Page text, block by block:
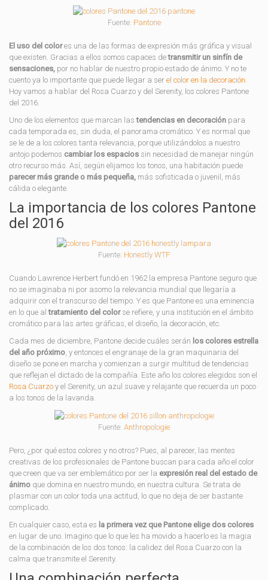
Fuente: Pantone
El uso del colores una de las formas de expresión más gráfica y visual
que existen. Gracias a ellos somos capaces detransmitir un sinfín de
sensaciones, por no hablar de nuestro propio estado de ánimo. Y no te
cuento ya lo importante que puede llegar a ser el color en la decoración.
Hoy vamos a hablar del Rosa Cuarzo y del Serenity, los colores Pantone
del 2016.
Uno de los elementos que marcan lastendencias en decoración para
cada temporada es, sin duda, el panorama cromático. Y es normal que
se le de a los colores tanta relevancia, porque utilizándolos a nuestro
antojo podemos cambiar los espacios sin necesidad de manejar ningún
otro recurso más. Así, según elijamos los tonos, una habitación puede
parecer más grande o más pequeña, más sofisticada o juvenil, más
cálida o elegante.
La importancia de los colores Pantone
del 2016
Fuente: Honestly WTF
Cuando Lawrence Herbert fundó en 1962 la empresa Pantone seguro que
no se imaginaba ni por asomo la relevancia mundial que llegaría a
adquirir con el transcurso del tiempo. Y es que Pantone es una eminencia
en lo que altratamiento del colorse refiere, y una institución en el ámbito
cromático para las artes gráficas, el diseño, la decoración, etc.
Cada mes de diciembre, Pantone decide cuáles serán los colores estrella
del año próximo, y entonces el engranaje de la gran maquinaria del
diseño se pone en marcha y comienzan a surgir multitud de tendencias
que reflejan el dictado de la compañía. Este año los colores elegidos son el
Rosa Cuarzo y el Serenity, un azul suave y relajante que recuerda un poco
a los tonos de la lavanda.
Fuente: Anthropologie
Pero, ¿por qué estos colores y no otros? Pues, al parecer, las mentes
creativas de los profesionales de Pantone buscan para cada año el color
que creen que va ser emblemático por ser la expresión real del estado de
ánimo que domina en nuestro mundo, en nuestra cultura. Se trata de
plasmar con un color toda una actitud, lo que no deja de ser bastante
complicado.
En cualquier caso, esta es la primera vez que Pantone elige dos colores
en lugar de uno. Imagino que lo que les ha movido a hacerlo es la magia
de la combinación de los dos tonos: la calidez del Rosa Cuarzo con la
calma que transmite el Serenity.